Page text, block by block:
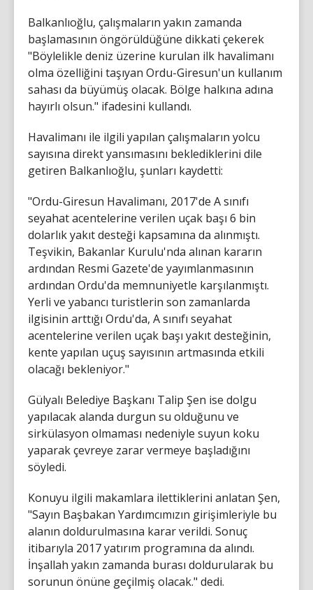
Balkanlıoğlu, çalışmaların yakın zamanda
başlamasının öngörüldüğüne dikkati çekerek
"Böylelikle deniz üzerine kurulan ilk havalimanı
olma özelliğini taşıyan Ordu-Giresun'un kullanım
sahası da büyümüş olacak. Bölge halkına adına
hayırlı olsun." ifadesini kullandı.
Havalimanı ile ilgili yapılan çalışmaların yolcu
sayısına direkt yansımasını beklediklerini dile
getiren Balkanlıoğlu, şunları kaydetti:
"Ordu-Giresun Havalimanı, 2017'de A sınıfı
seyahat acentelerine verilen uçak başı 6 bin
dolarlık yakıt desteği kapsamına da alınmıştı.
Teşvikin, Bakanlar Kurulu'nda alınan kararın
ardından Resmi Gazete'de yayımlanmasının
ardından Ordu'da memnuniyetle karşılanmıştı.
Yerli ve yabancı turistlerin son zamanlarda
ilgisinin arttığı Ordu'da, A sınıfı seyahat
acentelerine verilen uçak başı yakıt desteğinin,
kente yapılan uçuş sayısının artmasında etkili
olacağı bekleniyor."
Gülyalı Belediye Başkanı Talip Şen ise dolgu
yapılacak alanda durgun su olduğunu ve
sirkülasyon olmaması nedeniyle suyun koku
yaparak çevreye zarar vermeye başladığını
söyledi.
Konuyu ilgili makamlara ilettiklerini anlatan Şen,
"Sayın Başbakan Yardımcımızın girişimleriyle bu
alanın doldurulmasına karar verildi. Sonuç
itibarıyla 2017 yatırım programına da alındı.
İnşallah yakın zamanda burası doldurularak bu
sorunun önüne geçilmiş olacak." dedi.